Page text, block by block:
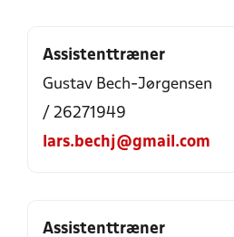
Assistenttræner
Gustav Bech-Jørgensen
/ 26271949
lars.bechj@gmail.com
Assistenttræner